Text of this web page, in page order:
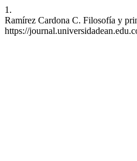
1.
Ramírez Cardona C. Filosofía y
https://